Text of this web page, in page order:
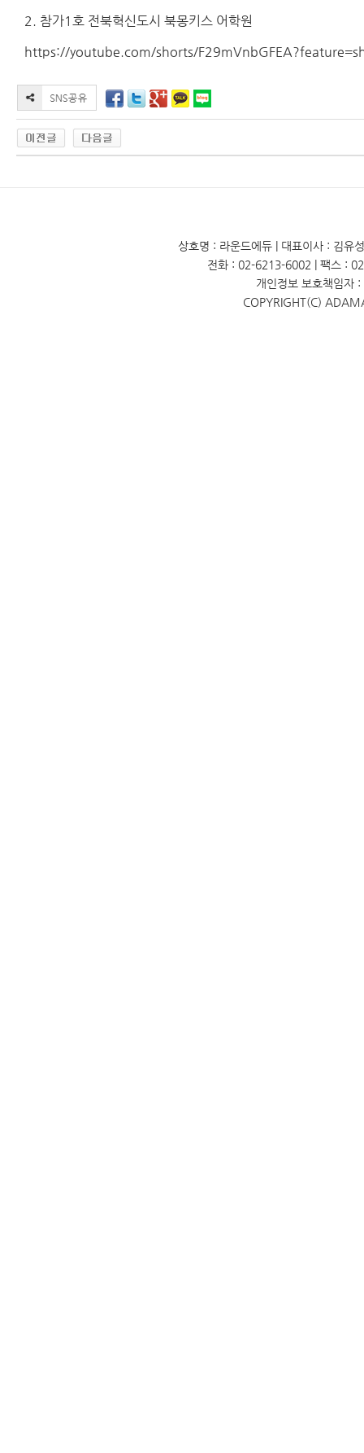
2. 참가1호 전북혁신도시 북몽키스 어학원
https://youtube.com/shorts/
상호명 : 라운드에듀 | 대표이사 : 김유
전화 : 02-6213-6002 | 팩스 :
개인정보 보호책임자
COPYRIGHT(C)